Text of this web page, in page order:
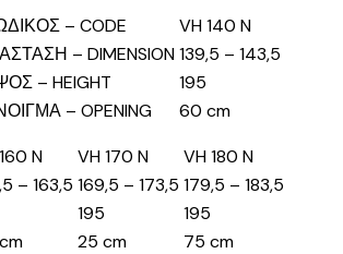
– CODE
– DIMENSION
– HEIGHT
– OPENING
VH 140 N
139,5 – 143,5
195
60 cm
N
– 163,5
VH 170 N
169,5 – 173,5
195
25 cm
VH 180 N
179,5 – 183,5
195
75 cm